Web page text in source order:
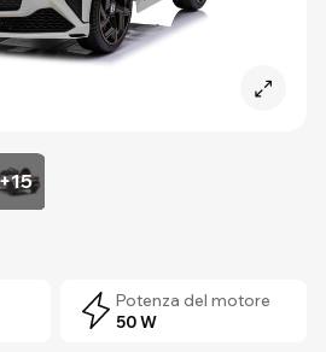
+15
Potenza del motore
50 W